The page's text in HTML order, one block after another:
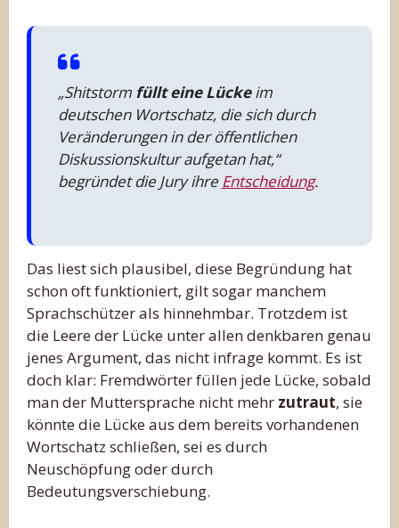
„Shitstorm füllt eine Lückeim
deutschen Wortschatz, die sich durch
Veränderungen in der öffentlichen
Diskussionskultur aufgetan hat,“
begründet die Jury ihre Entscheidung.
Das liest sich plausibel, diese Begründung hat
schon oft funktioniert, gilt sogar manchem
Sprachschützer als hinnehmbar. Trotzdem ist
die Leere der Lücke unter allen denkbaren genau
jenes Argument, das nicht infrage kommt. Es ist
doch klar: Fremdwörter füllen jede Lücke, sobald
man der Muttersprache nicht mehr zutraut, sie
könnte die Lücke aus dem bereits vorhandenen
Wortschatz schließen, sei es durch
Neuschöpfung oder durch
Bedeutungsverschiebung.